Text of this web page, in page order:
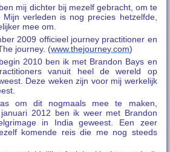
mij dichter bij mezelf gebracht, om te
verleden is nog precies hetzelfde,
mee om.
2009 officieel journey practitioner en
journey. (www.thejourney.com)
2010 ben ik met Brandon Bays en
vanuit heel de wereld op
Deze weken zijn voor mij werkelijk
om dit nogmaals mee te maken,
2012 ben ik weer met Brandon
in India geweest. Een zeer
komende reis die me nog steeds